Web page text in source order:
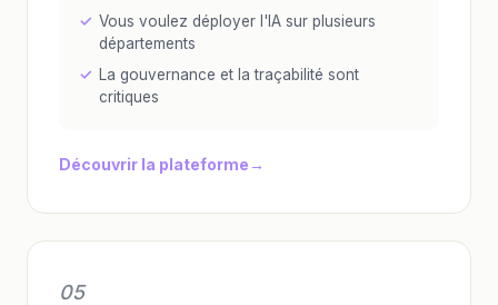
Vous voulez déployer l'IA sur plusieurs
départements
La gouvernance et la traçabilité sont
critiques
Découvrir la plateforme
05